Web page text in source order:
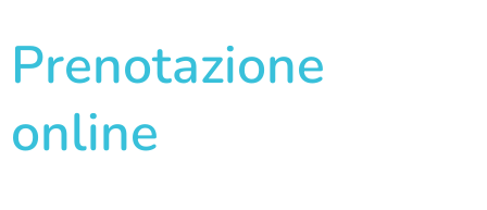
Prenotazione
online